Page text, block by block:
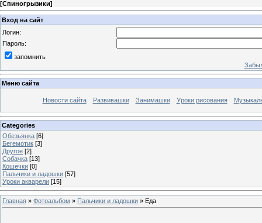
[Спиногрызики]
Вход на сайт
Логин:
Пароль:
запомнить
Меню сайта
Новости сайта Развивашки Занимашки Уроки рисования
Categories
Обезьянка [6]
Бегемотик [3]
Другое [2]
Собачка [13]
Кошечки [0]
Пальчики и ладошки [57]
Уроки акварели [15]
Главная » Фотоальбом » Пальчики и ладошки » Еда